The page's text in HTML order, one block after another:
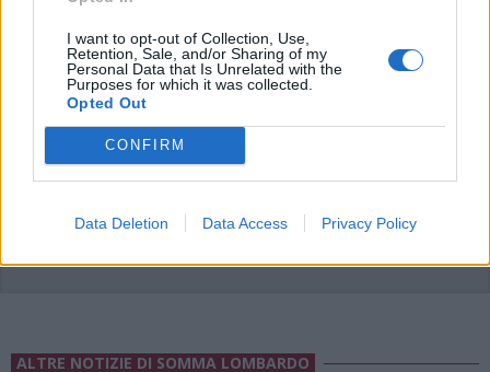
I want to opt-out of Collection, Use,
Retention, Sale, and/or Sharing of my
Personal Data that Is Unrelated with the
Purposes for which it was collected.
Opted Out
CONFIRM
Data Deletion Data Access Privacy Policy
ADV
ALTRE NOTIZIE DI SOMMA LOMBARDO